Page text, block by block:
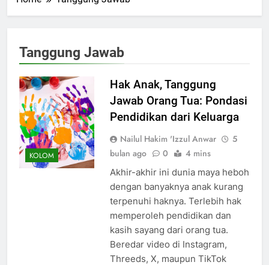
Tanggung Jawab
KOLOM
Hak Anak, Tanggung
Jawab Orang Tua: Pondasi
Pendidikan dari Keluarga
Nailul Hakim 'Izzul Anwar
5
bulan ago
0 4 mins
Akhir-akhir ini dunia maya heboh
dengan banyaknya anak kurang
terpenuhi haknya. Terlebih hak
memperoleh pendidikan dan
kasih sayang dari orang tua.
Beredar video di Instagram,
Threeds, X, maupun TikTok